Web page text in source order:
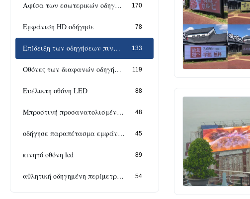
Αφίσα των εσωτερικών οδηγήσεων 170
Εμφάνιση HD οδήγησε 78
Επίδειξη των οδηγήσεων πινάκων διαφημίσεων 133
Οθόνες των διαφανών οδηγήσεων 119
Ευέλικτη οθόνη LED 88
Μπροστινή προσανατολισμένη προς τις υπηρεσίες επίδειξη 48
οδήγησε παραπέτασμα εμφάνισης 45
κινητό οθόνη led 89
αθλητική οδηγημένη περίμετρος επίδειξη 54